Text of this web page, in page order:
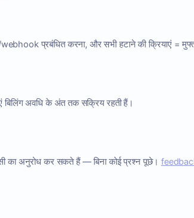
प्रबंधित करना, और सभी हटाने की क्रियाएं =
बिलिंग अवधि के अंत तक सक्रिय रहती हैं।
का अनुरोध कर सकते हैं — बिना कोई प्रश्न पूछे।